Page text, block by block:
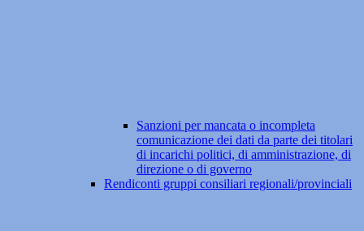
Sanzioni per mancata o incompleta
comunicazione dei dati da parte dei titolari
di incarichi politici, di amministrazione, di
direzione o di governo
Rendiconti gruppi consiliari regionali/provinciali